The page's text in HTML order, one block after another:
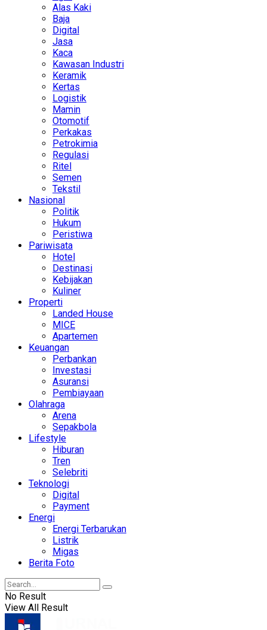
Alas Kaki
Baja
Digital
Jasa
Kaca
Kawasan Industri
Keramik
Kertas
Logistik
Mamin
Otomotif
Perkakas
Petrokimia
Regulasi
Ritel
Semen
Tekstil
Nasional
Politik
Hukum
Peristiwa
Pariwisata
Hotel
Destinasi
Kebijakan
Kuliner
Properti
Landed House
MICE
Apartemen
Keuangan
Perbankan
Investasi
Asuransi
Pembiayaan
Olahraga
Arena
Sepakbola
Lifestyle
Hiburan
Tren
Selebriti
Teknologi
Digital
Payment
Energi
Energi Terbarukan
Listrik
Migas
Berita Foto
No Result
View All Result